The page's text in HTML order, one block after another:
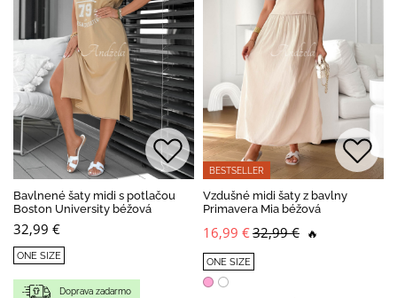
Bavlnené šaty midi s potlačou
Boston University béžová
32,99 €
ONE SIZE
Doprava zadarmo
BESTSELLER
Vzdušné midi šaty z bavlny
Primavera Mia béžová
16,99 €32,99 € 🔥
ONE SIZE